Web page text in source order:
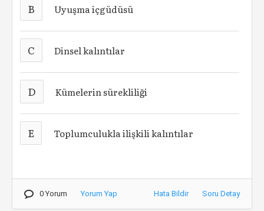
B Uyuşma içgüdüsü
C Dinsel kalıntılar
D Kümelerin sürekliliği
E Toplumculukla ilişkili kalıntılar
0 Yorum Yorum Yap Hata Bildir Soru Detay